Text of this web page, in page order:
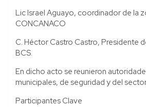
Lic Israel Aguayo, coordinador de la
CONCANACO
C. Héctor Castro Castro, Presidente
BCS.
En dicho acto se reunieron
municipales, de seguridad y del
Participantes Clave